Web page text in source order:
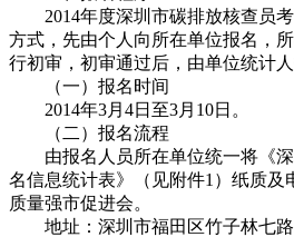
2014年度深圳市碳排放核查员考
方式，先由个人向所在单位报名，
行初审，初审通过后，由单位统计
（一）报名时间
2014年3月4日至3月10日。
（二）报名流程
由报名人员所在单位统一将《深
名信息统计表》（见附件1）纸质及
质量强市促进会。
地址：深圳市福田区竹子林七路